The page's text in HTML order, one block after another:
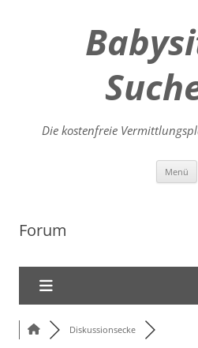
Die kostenfreie
Menü
Forum
Diskussionsecke